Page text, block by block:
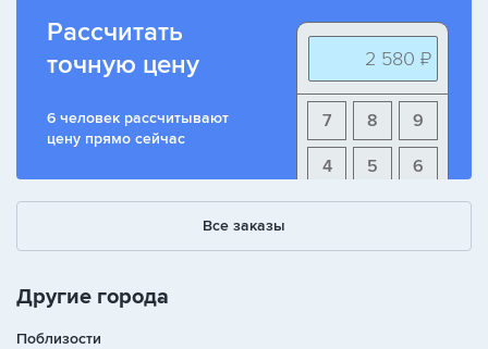
Рассчитать
точную цену
6 человек рассчитывают
цену прямо сейчас
2 580 ₽
9
8
7
6
5
4
+ - /
Все заказы
Другие города
Поблизости